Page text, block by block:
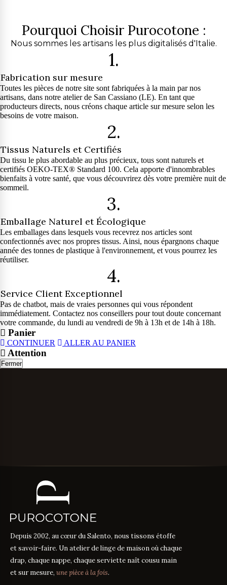
Pourquoi Choisir Purocotone :
Nous sommes les artisans les plus digitalisés d'Italie.
1.
Fabrication sur mesure
Toutes les pièces de notre site sont fabriquées à la main par nos
artisans, dans notre atelier de San Cassiano (LE). En tant que
producteurs directs, nous créons chaque article sur mesure selon les
besoins de votre maison.
2.
Tissus Naturels et Certifiés
Du tissu le plus abordable au plus précieux, tous sont naturels et
certifiés OEKO-TEX® Standard 100. Cela apporte d'innombrables
bienfaits à votre santé, que vous découvrirez dès votre première nuit de
sommeil.
3.
Emballage Naturel et Écologique
Les emballages dans lesquels vous recevrez nos articles sont
confectionnés avec nos propres tissus. Ainsi, nous épargnons chaque
année des tonnes de plastique à l'environnement, et vous pourrez les
réutiliser.
4.
Service Client Exceptionnel
Pas de chatbot, mais de vraies personnes qui vous répondent
immédiatement. Contactez nos conseillers pour tout doute concernant
votre commande, du lundi au vendredi de 9h à 13h et de 14h à 18h.
Panier
CONTINUER ALLER AU PANIER
Attention
Fermer
Depuis 2002, au cœur du Salento, nous tissons étoffe
et savoir-faire. Un atelier de linge de maison où chaque
drap, chaque nappe, chaque serviette naît cousu main
et sur mesure, une pièce à la fois.